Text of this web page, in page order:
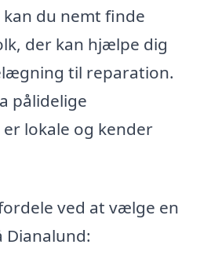
du nemt finde
der kan hjælpe dig
til reparation.
pålidelige
lokale og kender
ved at vælge en